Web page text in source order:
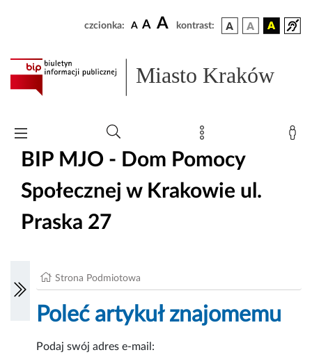
czcionka: A A A kontrast:
Miasto Kraków
BIP MJO - Dom Pomocy
Społecznej w Krakowie ul.
Praska 27
Strona Podmiotowa
Poleć artykuł znajomemu
Podaj swój adres e-mail: